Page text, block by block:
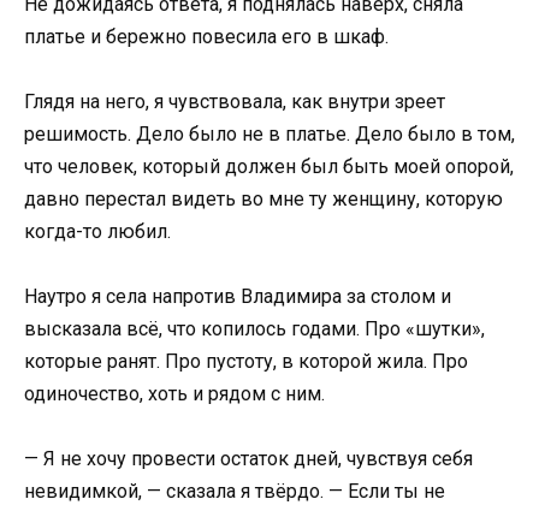
платье и бережно повесила его в шкаф.
Глядя на него, я чувствовала, как внутри зреет
решимость. Дело было не в платье. Дело было в том,
что человек, который должен был быть моей опорой,
давно перестал видеть во мне ту женщину, которую
когда-то любил.
Наутро я села напротив Владимира за столом и
высказала всё, что копилось годами. Про «шутки»,
которые ранят. Про пустоту, в которой жила. Про
одиночество, хоть и рядом с ним.
— Я не хочу провести остаток дней, чувствуя себя
невидимкой, — сказала я твёрдо. — Если ты не